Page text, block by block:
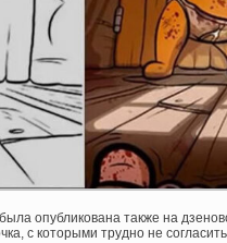
опубликована также на
с которыми трудно не